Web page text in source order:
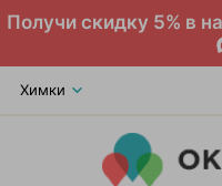
Получи скидку 5% в
Химки